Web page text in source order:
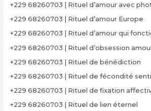
+229 68260703 | Rituel d’amour avec
+229 68260703 | Rituel d’amour Europe
+229 68260703 | Rituel d’amour qui
+229 68260703 | Rituel d’obsession
+229 68260703 | Rituel de bénédiction
+229 68260703 | Rituel de fécondité
+229 68260703 | Rituel de fixation
+229 68260703 | Rituel de lien éternel